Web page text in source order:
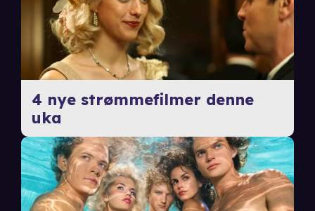
4 nye strømmefilmer denne
uka